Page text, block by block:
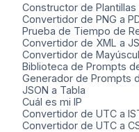
Constructor de
Convertidor de PNG a
Prueba de Tiempo de
Convertidor de XML a
Convertidor de
Biblioteca de Prompts
Generador de Prompts
JSON a Tabla
Cuál es mi IP
Convertidor de UTC a
Convertidor de UTC a